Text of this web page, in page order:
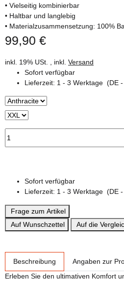
• Vielseitig kombinierbar
• Haltbar und langlebig
• Materialzusammensetzung: 100%
99,90 €
inkl. 19% USt. , inkl. Versand
Sofort verfügbar
Lieferzeit: 1 - 3 Werktage (DE
Sofort verfügbar
Lieferzeit: 1 - 3 Werktage (DE
Frage zum Artikel
Auf Wunschzettel
Auf die
Beschreibung
Angaben zur
Erleben Sie den ultimativen Komfort